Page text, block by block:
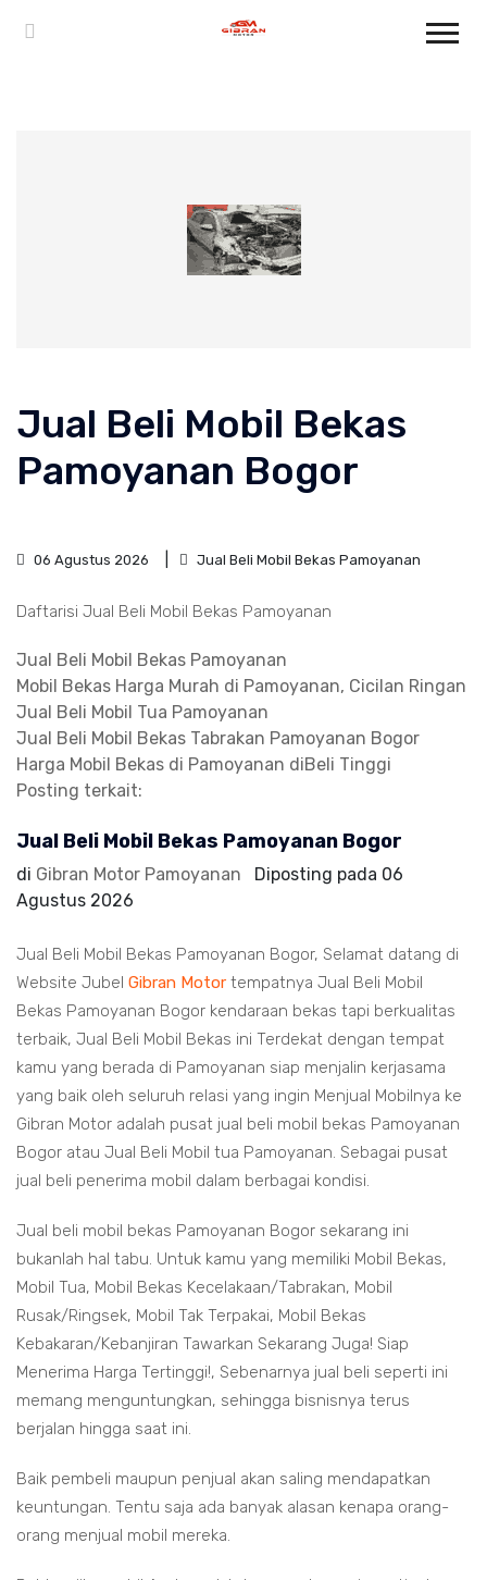
Jual Beli Mobil Bekas
Pamoyanan Bogor
06 Agustus 2026 Jual Beli Mobil Bekas Pamoyanan
Daftarisi Jual Beli Mobil Bekas Pamoyanan
Jual Beli Mobil Bekas Pamoyanan
Mobil Bekas Harga Murah di Pamoyanan, Cicilan Ringan
Jual Beli Mobil Tua Pamoyanan
Jual Beli Mobil Bekas Tabrakan Pamoyanan Bogor
Harga Mobil Bekas di Pamoyanan diBeli Tinggi
Posting terkait:
Jual Beli Mobil Bekas Pamoyanan Bogor
di Gibran Motor Pamoyanan Diposting pada 06
Agustus 2026
Jual Beli Mobil Bekas Pamoyanan Bogor, Selamat datang di
Website Jubel Gibran Motor tempatnya Jual Beli Mobil
Bekas Pamoyanan Bogor kendaraan bekas tapi berkualitas
terbaik, Jual Beli Mobil Bekas ini Terdekat dengan tempat
kamu yang berada di Pamoyanan siap menjalin kerjasama
yang baik oleh seluruh relasi yang ingin Menjual Mobilnya ke
Gibran Motor adalah pusat jual beli mobil bekas Pamoyanan
Bogor atau Jual Beli Mobil tua Pamoyanan. Sebagai pusat
jual beli penerima mobil dalam berbagai kondisi.
Jual beli mobil bekas Pamoyanan Bogor sekarang ini
bukanlah hal tabu. Untuk kamu yang memiliki Mobil Bekas,
Mobil Tua, Mobil Bekas Kecelakaan/Tabrakan, Mobil
Rusak/Ringsek, Mobil Tak Terpakai, Mobil Bekas
Kebakaran/Kebanjiran Tawarkan Sekarang Juga! Siap
Menerima Harga Tertinggi!, Sebenarnya jual beli seperti ini
memang menguntungkan, sehingga bisnisnya terus
berjalan hingga saat ini.
Baik pembeli maupun penjual akan saling mendapatkan
keuntungan. Tentu saja ada banyak alasan kenapa orang-
orang menjual mobil mereka.